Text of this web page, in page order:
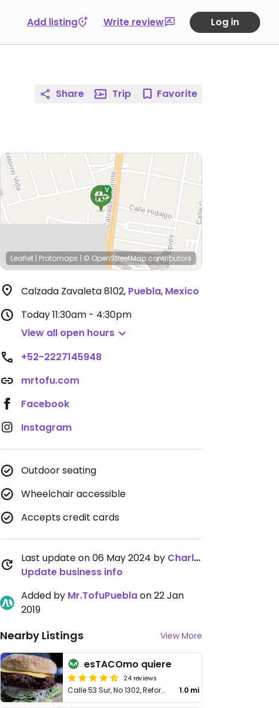
Add listing Write review Log in
Share Trip Favorite
Leaflet | Protomaps | © OpenStreetMap contributors
Calzada Zavaleta 8102, Puebla, Mexico
Today11:30am - 4:30pm
View all open hours
+52-2227145948
mrtofu.com
Facebook
Instagram
Outdoor seating
Wheelchair accessible
Accepts credit cards
Last update on 06 May 2024 by Charlydel9ó6
Update business info
Added by Mr.TofuPueblaon 22 Jan
2019
Nearby Listings View More
esTACOmo quiere
24 reviews
Calle 53 Sur, No 1302, Reforma, Heroica Puebla de Zaragoza 1.0 mi